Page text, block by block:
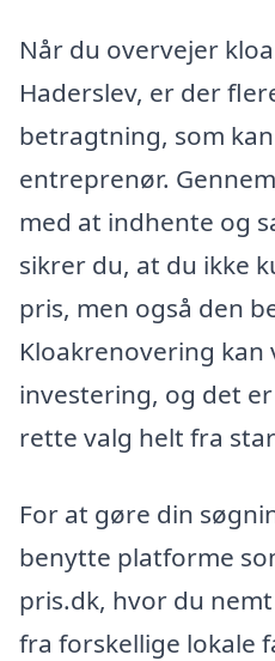
Når du overvejer
Haderslev, er der
betragtning, som
entreprenør.
med at indhente og
sikrer du, at du ikke
pris, men også den
Kloakrenovering
investering, og det
rette valg helt fra
For at gøre din
benytte platforme
pris.dk, hvor du
fra forskellige lokale